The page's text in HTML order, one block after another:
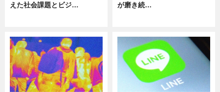
えた社会課題とビジ…
が磨き続…